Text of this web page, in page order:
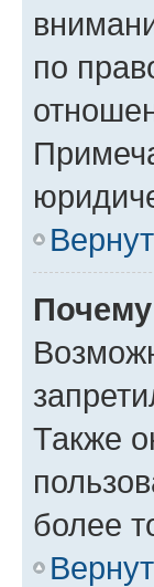
по
Также
более